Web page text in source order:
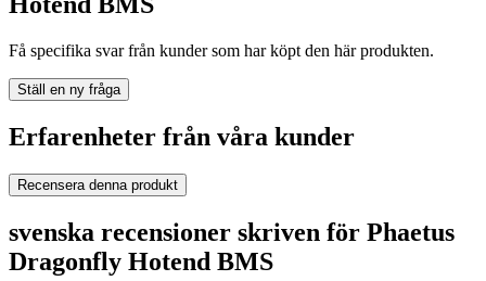
Få specifika svar från kunder som har köpt den här produkten.
Ställ en ny fråga
Erfarenheter från våra kunder
Recensera denna produkt
svenska recensioner skriven för Phaetus
Dragonfly Hotend BMS